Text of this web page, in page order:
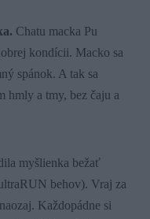
Chatu macka Pu
kondícii. Macko sa
spánok. A tak sa
hmly a tmy, bez čaju a
myšlienka bežať
behov). Vraj za
Každopádne si